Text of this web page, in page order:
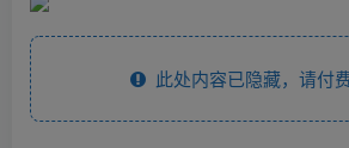
此处内容已隐藏，请付